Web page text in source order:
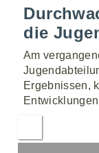
die
Am
Ergebnissen,